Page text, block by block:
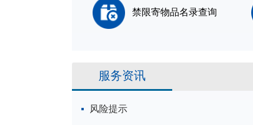
禁限寄物品名录查询
服务资讯
风险提示